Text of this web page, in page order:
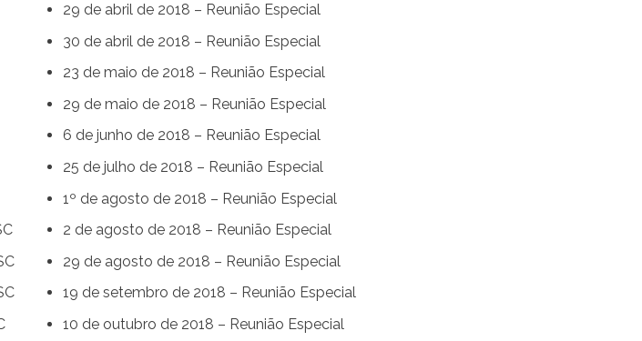
29 de abril de 2018 – Reunião Especial
30 de abril de 2018 – Reunião Especial
23 de maio de 2018 – Reunião Especial
29 de maio de 2018 – Reunião Especial
6 de junho de 2018 – Reunião Especial
25 de julho de 2018 – Reunião Especial
1º de agosto de 2018 – Reunião Especial
2 de agosto de 2018 – Reunião Especial
29 de agosto de 2018 – Reunião Especial
19 de setembro de 2018 – Reunião Especial
10 de outubro de 2018 – Reunião Especial